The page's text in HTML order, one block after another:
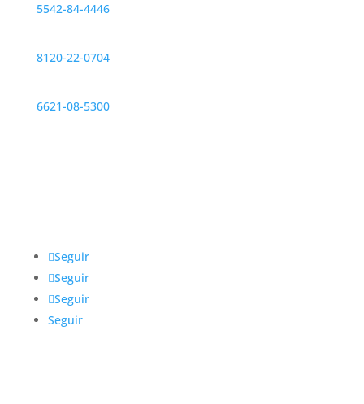
5542-84-4446
8120-22-0704
6621-08-5300
Seguir
Seguir
Seguir
Seguir